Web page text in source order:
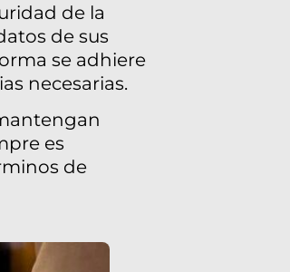
de la
de sus
se adhiere
necesarias.
es
de